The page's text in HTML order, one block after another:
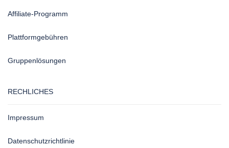
Affiliate-Programm
Plattformgebühren
Gruppenlösungen
RECHLICHES
Impressum
Datenschutzrichtlinie